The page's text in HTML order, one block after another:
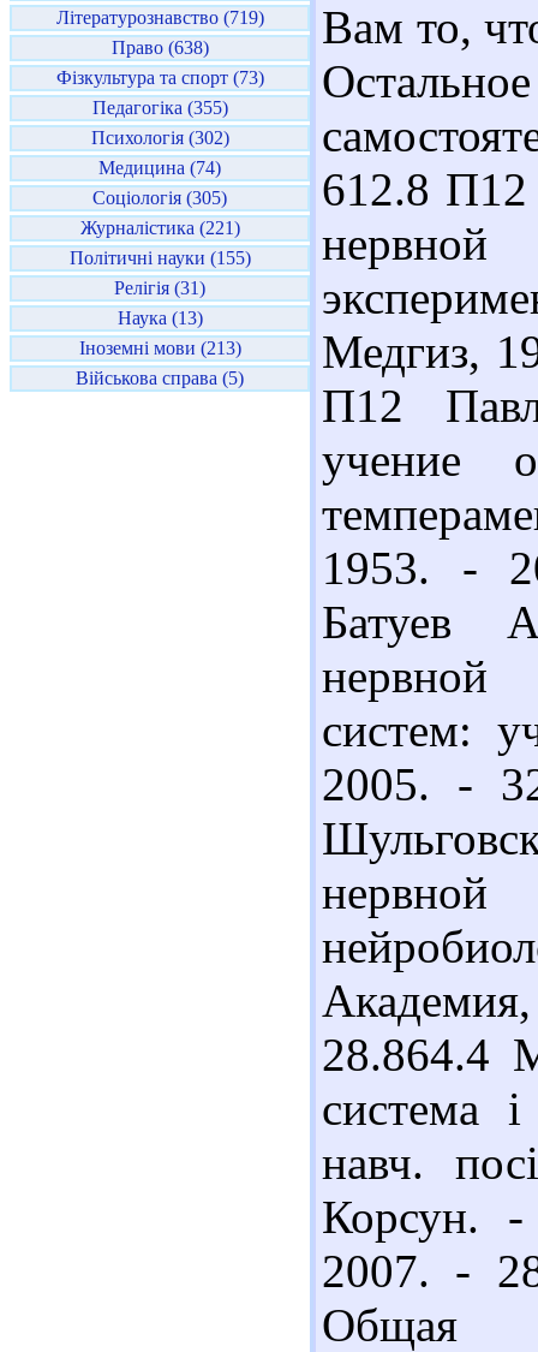
Літературознавство (719)
Право (638)
Фізкультура та спорт (73)
Педагогіка (355)
Психологія (302)
Медицина (74)
Соціологія (305)
Журналістика (221)
Політичні науки (155)
Релігія (31)
Наука (13)
Іноземні мови (213)
Військова справа (5)
Вам то,
612.8
Медгиз,
П12
учение
1953. -
Батуев
нервной
систем:
2005. -
нервной
28.864.4
система
навч.
Корсун.
2007. -
Общая